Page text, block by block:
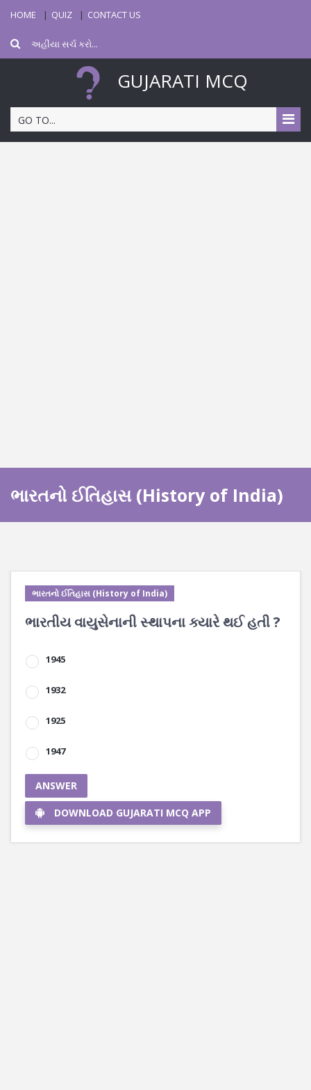
HOME QUIZ CONTACT US
GUJARATI MCQ
GO TO...
ભારતનો ઈતિહાસ (History of India)
ભારતનો ઈતિહાસ (History of India)
ભારતીય વાયુસેનાની સ્થાપના ક્યારે થઈ હતી ?
1945
1932
1925
1947
ANSWER
DOWNLOAD GUJARATI MCQ APP